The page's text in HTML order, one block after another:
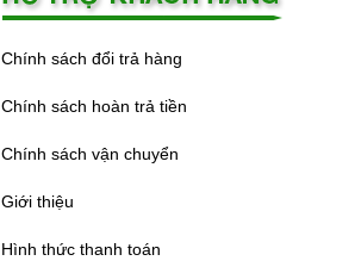
Chính sách đổi trả hàng
Chính sách hoàn trả tiền
Chính sách vận chuyển
Giới thiệu
Hình thức thanh toán